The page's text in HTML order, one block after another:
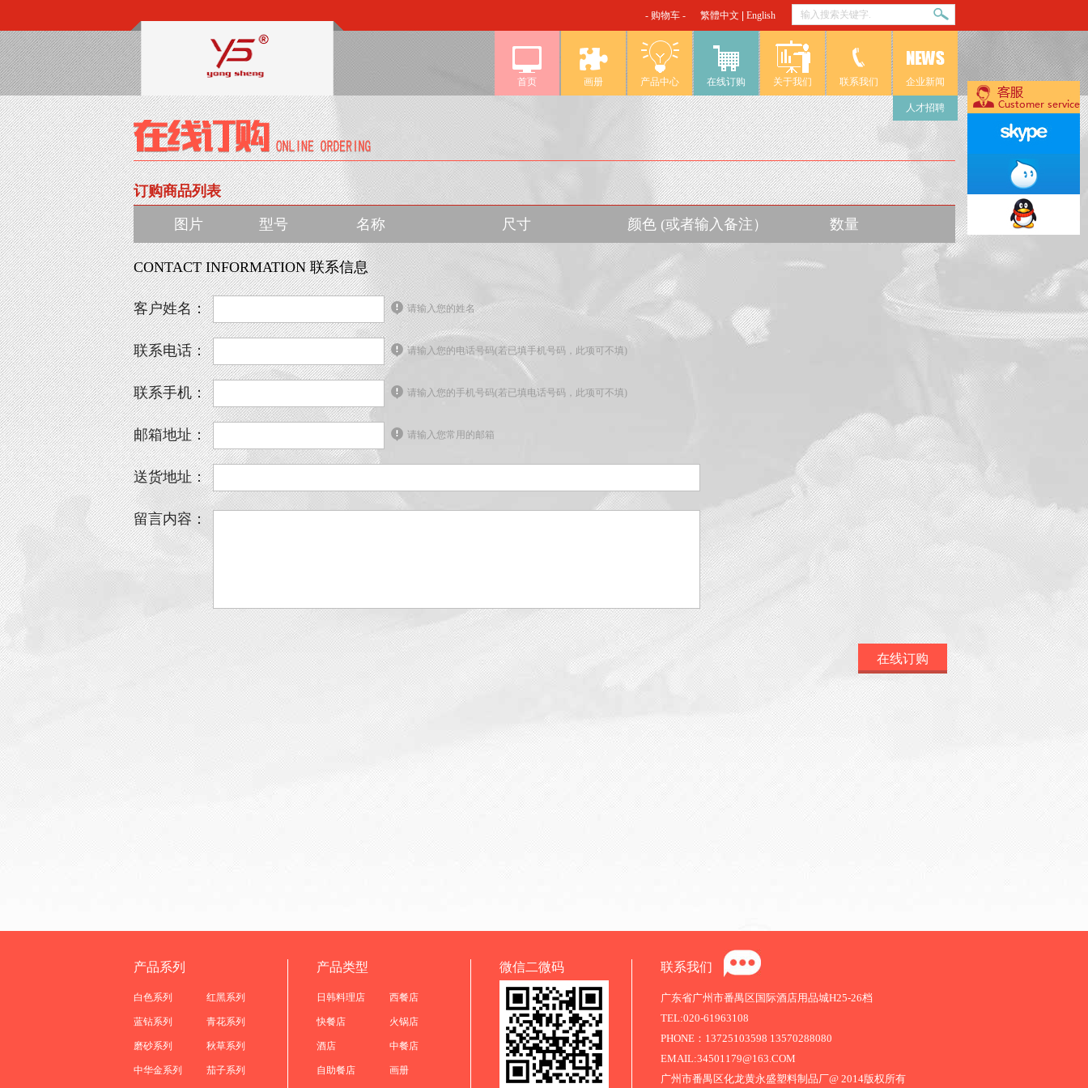
- 购物车 - 繁體中文 English
首页 画册 产品中心 在线订购 关于我们 联系我们 企业新闻
人才招聘
订购商品列表
图片 型号 名称 尺寸 颜色 (或者输入备注） 数量
CONTACT INFORMATION 联系信息
客户姓名： 请输入您的姓名
联系电话： 请输入您的电话号码(若已填手机号码，此项可不填)
联系手机： 请输入您的手机号码(若已填电话号码，此项可不填)
邮箱地址： 请输入您常用的邮箱
送货地址：
留言内容：
产品系列
白色系列 红黑系列
蓝钻系列 青花系列
磨砂系列 秋草系列
中华金系列 茄子系列
产品类型
日韩料理店 西餐店
快餐店 火锅店
酒店 中餐店
自助餐店 画册
微信二微码 联系我们
广东省广州市番禺区国际酒店用品城H25-26档
TEL:020-61963108
PHONE：13725103598 13570288080
EMAIL:34501179@163.COM
广州市番禺区化龙黄永盛塑料制品厂@ 2014版权所有